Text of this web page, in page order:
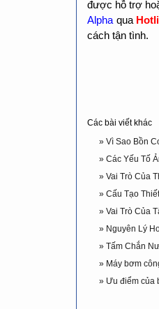
được hỗ trợ
Alpha qua
cách tận tình.
Các bài viết khác
» Vì Sao Bồn
» Các Yếu Tố
» Vai Trò Của
» Cấu Tạo
» Vai Trò Của
» Nguyên Lý
» Tấm Chắn
» Máy bơm
» Ưu điểm của